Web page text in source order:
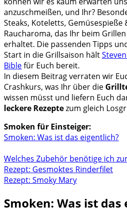
anzuschmeißen, und Ihr?
Steaks, Koteletts, Gemüsespieße
Raucharoma, das Ihr beim
erhaltet. Die passenden Tipps
Start in die Grillsaison hält
Biblefür Euch bereit.
In diesem Beitrag verraten wir
Crashkurs, was Ihr über die
wissen müsst und liefern Euch
leckere Rezeptezum gleich
Smoken für Einsteiger:
Smoken: Was ist das eigentlich?
Welches Zubehör benötige ich
Rezept: Gesmoktes Rinderfilet
Rezept: Smoky Mary
Smoken: Was ist das